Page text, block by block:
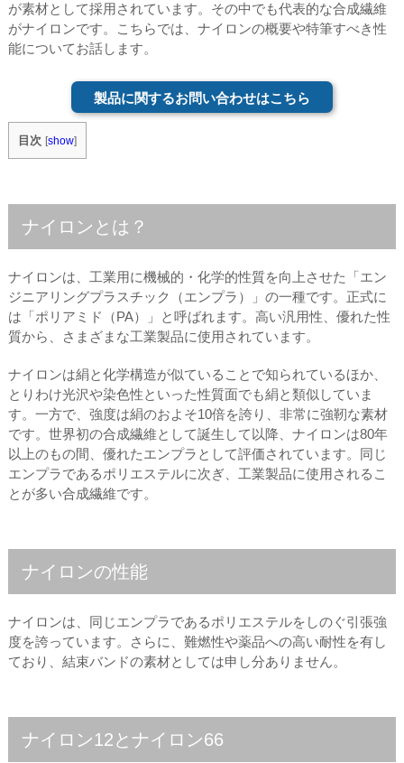
が素材として採用されています。その中でも代表的な合成繊維
がナイロンです。こちらでは、ナイロンの概要や特筆すべき性
能についてお話します。
製品に関するお問い合わせはこちら
目次 [show]
ナイロンとは？
ナイロンは、工業用に機械的・化学的性質を向上させた「エン
ジニアリングプラスチック（エンプラ）」の一種です。正式に
は「ポリアミド（PA）」と呼ばれます。高い汎用性、優れた性
質から、さまざまな工業製品に使用されています。
ナイロンは絹と化学構造が似ていることで知られているほか、
とりわけ光沢や染色性といった性質面でも絹と類似していま
す。一方で、強度は絹のおよそ10倍を誇り、非常に強靭な素材
です。世界初の合成繊維として誕生して以降、ナイロンは80年
以上のもの間、優れたエンプラとして評価されています。同じ
エンプラであるポリエステルに次ぎ、工業製品に使用されるこ
とが多い合成繊維です。
ナイロンの性能
ナイロンは、同じエンプラであるポリエステルをしのぐ引張強
度を誇っています。さらに、難燃性や薬品への高い耐性を有し
ており、結束バンドの素材としては申し分ありません。
ナイロン12とナイロン66